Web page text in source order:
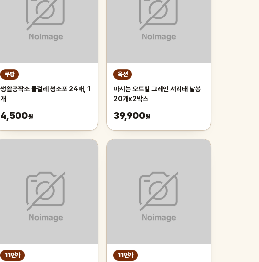
쿠팡
생활공작소 물걸레 청소포 24매, 1
개
4,500원
옥션
마시는 오트밀 그레인 서리태 낱봉
20개x2박스
39,900원
11번가 11번가